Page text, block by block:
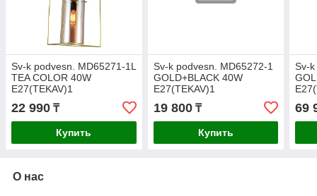
Sv-k podvesn. MD65271-1L
TEA COLOR 40W
E27(TEKAV)1
22 990 ₸
Купить
Sv-k podvesn. MD65272-1
GOLD+BLACK 40W
E27(TEKAV)1
19 800₸
Купить
Sv-
69
О нас